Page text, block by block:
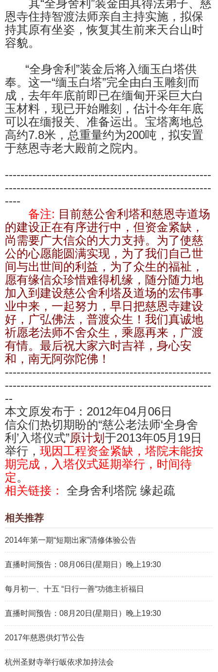
其“全身舍利”装金由其得法弟子、慈
恩寺住持智渡法师亲自主持实施，拟保
持其原有坐姿，恢复其生前来天台山时
容貌。
“全身舍利”装金后将入缅玉白塔供
奉。这一“缅玉白塔”完全由白玉雕刻而
成，去年年底前即已在缅甸开采巨大白
玉材料，现已开始雕刻，估计今年年底
可以在缅报关、准备运出。宝塔离地总
高约7.8米，总重量约为200吨，拟安置
于慈恩寺老大殿前之院内。
-----------------------------------------------------
-----------------------------------------------------
----
备注: 目前慈公舍利塔和慈恩寺道场
的建设正在有序进行中，但资金紧缺，
尚需要广大信众的大力支持。为了使慈
公的心愿能圆满实现，为了我们自己世
间与出世间的利益，为了众生的福祉，
愿有缘信众珍惜难得机缘，随分随力地
加入到建设慈公舍利塔及道场的宏伟事
业中来，一起努力，早日把慈恩寺建设
好，广弘佛法，普渡众生！我们真诚地
祈愿老法师不舍众生，乘愿再来，广渡
有情。最后祝大家六时吉祥，身心安
和，南无阿弥陀佛！
-----------------------------------------------------
-----------------------------------------------------
--
本文原发布于：2012年04月06日
信众们热切期盼的“慈公老法师‘全身舍
利’入塔仪式”原计划 于2013年05月19日
举行， 现因工程资金紧缺，塔院未能按
期完成，入塔仪式延期举行，时间待
定。
相关链接：
全身舍利塔院 缘起疏
相关推荐
2014年第一期“短期出家”清修体验公告
直播时间预告：08月06日(星期日）晚上19:30
每月初一、十五 “日行一善“功德主祈福日
直播时间预告：08月20日(星期日）晚上19:30
2017年慈恩供灯节公告
杭州圣财寺举行皈依求加持法会